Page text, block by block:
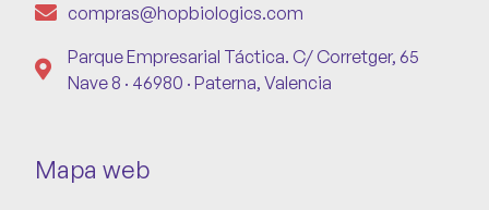
compras@hopbiologics.com
Parque Empresarial Táctica. C/ Corretger, 65
Nave 8 · 46980 · Paterna, Valencia
Mapa web